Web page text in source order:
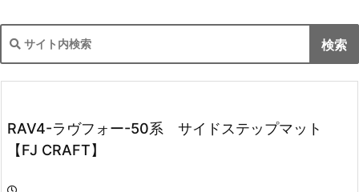
RAV4-ラヴフォー-50系 サイドステップマット
【FJ CRAFT】